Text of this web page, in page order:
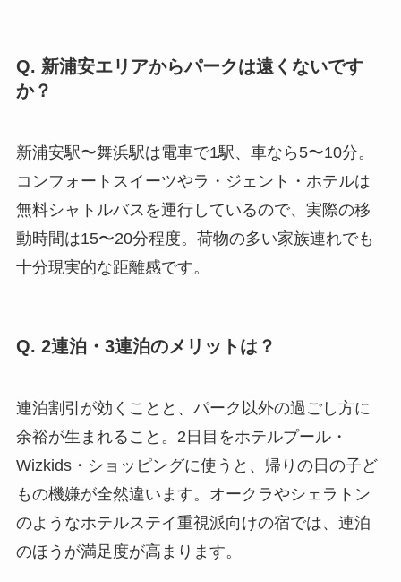
Q. 新浦安エリアからパークは遠くないです
か？
新浦安駅〜舞浜駅は電車で1駅、車なら5〜10分。
コンフォートスイーツやラ・ジェント・ホテルは
無料シャトルバスを運行しているので、実際の移
動時間は15〜20分程度。荷物の多い家族連れでも
十分現実的な距離感です。
Q. 2連泊・3連泊のメリットは？
連泊割引が効くことと、パーク以外の過ごし方に
余裕が生まれること。2日目をホテルプール・
Wizkids・ショッピングに使うと、帰りの日の子ど
もの機嫌が全然違います。オークラやシェラトン
のようなホテルステイ重視派向けの宿では、連泊
のほうが満足度が高まります。